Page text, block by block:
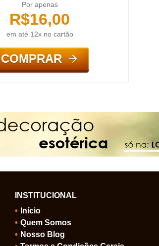
Por apenas
R$16,00
em até 12x no cartão
COMPRAR
INSTITUCIONAL
Início
Quem Somos
Nosso Blog